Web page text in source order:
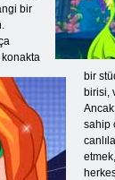
bir
konakta
bir
birisi,
sahip